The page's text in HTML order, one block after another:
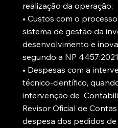
realização da operação;
• Custos com o
sistema de gestão da
desenvolvimento e
segundo a NP
• Despesas com a
técnico-científico,
intervenção de
Revisor Oficial de
despesa dos pedidos